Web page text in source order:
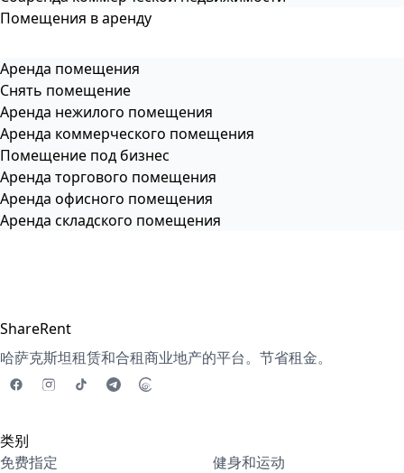
Помещения в аренду
Аренда помещения
Снять помещение
Аренда нежилого помещения
Аренда коммерческого помещения
Помещение под бизнес
Аренда торгового помещения
Аренда офисного помещения
Аренда складского помещения
ShareRent
哈萨克斯坦租赁和合租商业地产的平台。节省租金。
类别
免费指定
健身和运动